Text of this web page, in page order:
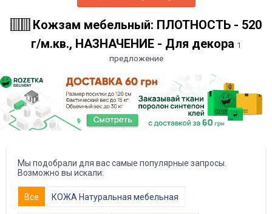
Кожзам мебельный: ПЛОТНОСТЬ - 520
г/м.кв., НАЗНАЧЕНИЕ - Для декора 1
предложение
Мы подобрали для вас самые популярные запросы.
Возможно вы искали:
Все КОЖА Натуральная мебельная